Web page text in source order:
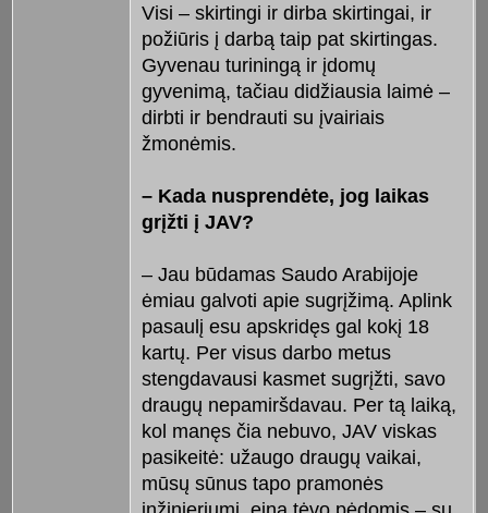
Visi – skirtingi ir dirba skirtingai, ir
požiūris į darbą taip pat skirtingas.
Gyvenau turiningą ir įdomų
gyvenimą, tačiau didžiausia laimė –
dirbti ir bendrauti su įvairiais
žmonėmis.
– Kada nusprendėte, jog laikas
grįžti į JAV?
– Jau būdamas Saudo Arabijoje
ėmiau galvoti apie sugrįžimą. Aplink
pasaulį esu apskridęs gal kokį 18
kartų. Per visus darbo metus
stengdavausi kasmet sugrįžti, savo
draugų nepamiršdavau. Per tą laiką,
kol manęs čia nebuvo, JAV viskas
pasikeitė: užaugo draugų vaikai,
mūsų sūnus tapo pramonės